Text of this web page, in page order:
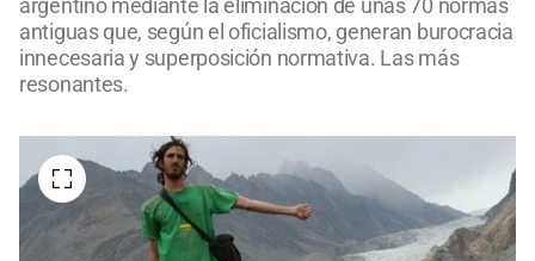
argentino mediante la eliminación de unas 70 normas
antiguas que, según el oficialismo, generan burocracia
innecesaria y superposición normativa. Las más
resonantes.